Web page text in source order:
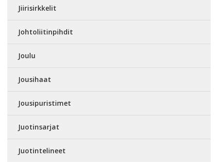
Jiirisirkkelit
Johtoliitinpihdit
Joulu
Jousihaat
Jousipuristimet
Juotinsarjat
Juotintelineet